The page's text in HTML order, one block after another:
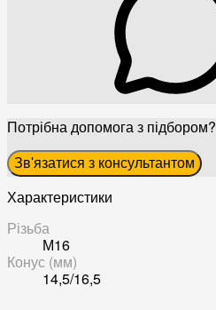
Потрібна допомога з підбором?
Зв'язатися з консультантом
Характеристики
Різьба
М16
Конус (мм)
14,5/16,5